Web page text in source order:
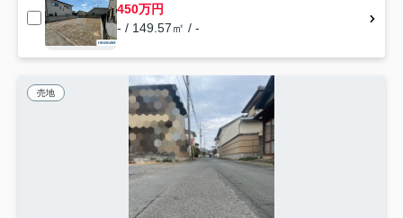
450万円
- / 149.57㎡ / -
売地